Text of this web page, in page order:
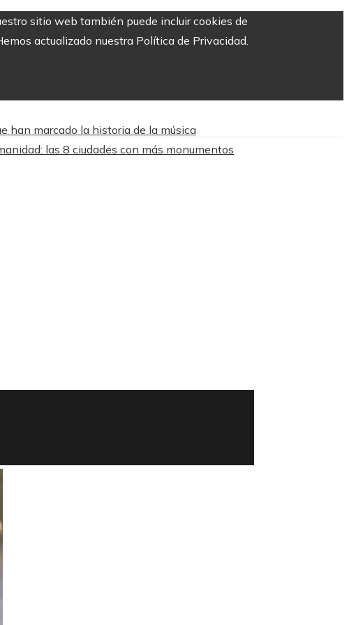
sitio web también puede incluir cookies de
actualizado nuestra Política de Privacidad.
han marcado la historia de la música
las 8 ciudades con más monumentos